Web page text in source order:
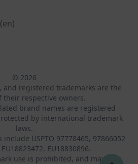
© 2026
and registered trademarks are the
their respective owners.
brand names are registered
by international trademark
laws.
USPTO 97778465, 97866052
EU18830896.
use is prohibited, and may be a